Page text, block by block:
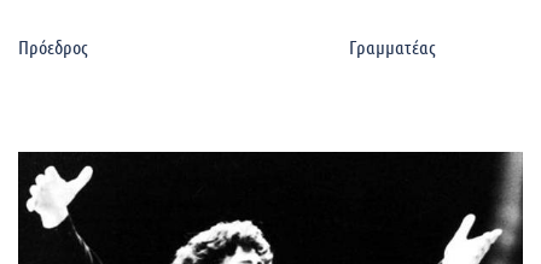
Πρόεδρος Γραμματέας